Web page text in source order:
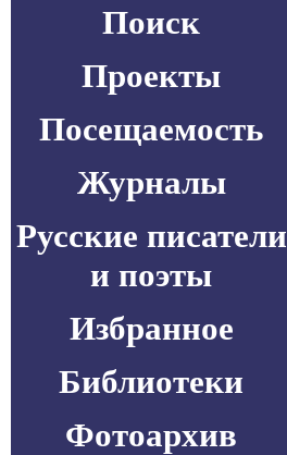
Поиск
Проекты
Посещаемость
Журналы
Русские писатели
и поэты
Избранное
Библиотеки
Фотоархив